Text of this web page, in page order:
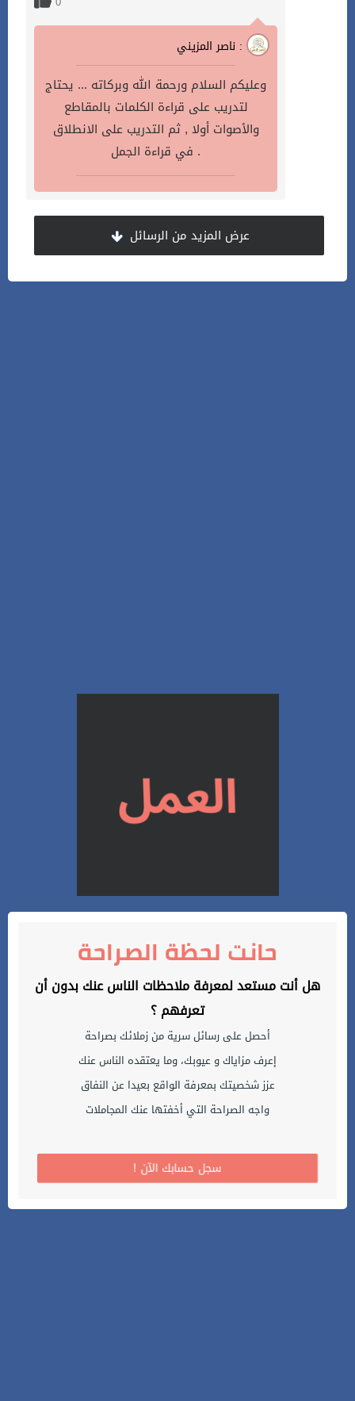
ناصر المزيني :
وعليكم السلام ورحمة الله وبركاته ... يحتاج
لتدريب على قراءة الكلمات بالمقاطع
والأصوات أولا , ثم التدريب على الانطلاق
في قراءة الجمل .
عرض المزيد من الرسائل
حانت لحظة الصراحة
هل أنت مستعد لمعرفة ملاحظات الناس عنك بدون أن
تعرفهم ؟
أحصل على رسائل سرية من زملائك بصراحة
إعرف مزاياك و عيوبك، وما يعتقده الناس عنك
عزز شخصيتك بمعرفة الواقع بعيدا عن النفاق
واجه الصراحة التي أخفتها عنك المجاملات
! سجل حسابك الآن